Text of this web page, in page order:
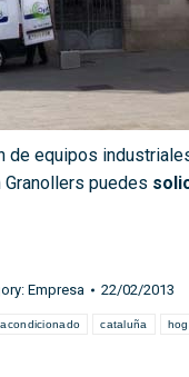
de equipos
puedes
Empresa 22/02/2013
cataluña